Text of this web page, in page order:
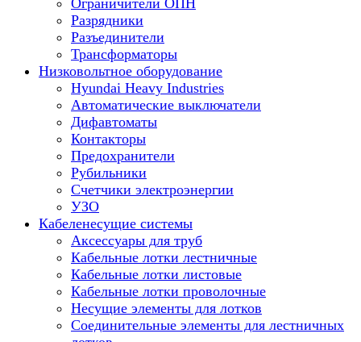
Разрядники
Разъединители
Трансформаторы
Низковольтное оборудование
Hyundai Heavy Industries
Автоматические выключатели
Дифавтоматы
Контакторы
Предохранители
Рубильники
Счетчики электроэнергии
УЗО
Кабеленесущие системы
Аксессуары для труб
Кабельные лотки лестничные
Кабельные лотки листовые
Кабельные лотки проволочные
Несущие элементы для лотков
Соединительные элементы для лестничных